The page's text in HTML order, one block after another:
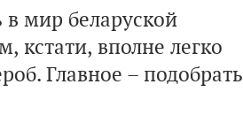
в мир беларуской
вполне легко
Главное – подобрать